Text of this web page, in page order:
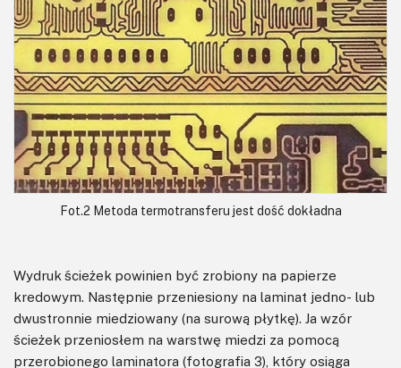
Fot.2 Metoda termotransferu jest dość dokładna
Wydruk ścieżek powinien być zrobiony na papierze
kredowym. Następnie przeniesiony na laminat jedno- lub
dwustronnie miedziowany (na surową płytkę). Ja wzór
ścieżek przeniosłem na warstwę miedzi za pomocą
przerobionego laminatora (fotografia 3), który osiąga